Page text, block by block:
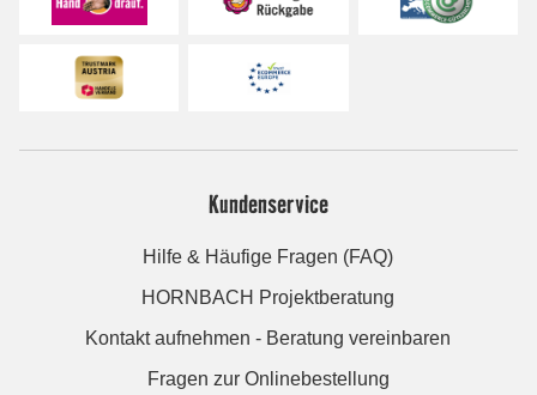
Kundenservice
Hilfe & Häufige Fragen (FAQ)
HORNBACH Projektberatung
Kontakt aufnehmen - Beratung vereinbaren
Fragen zur Onlinebestellung